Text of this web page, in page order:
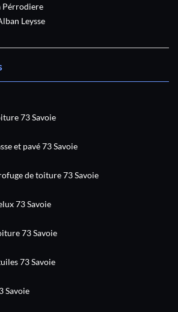
Pérrodiere
Leysse
73 Savoie
et pavé 73 Savoie
de toiture 73 Savoie
73 Savoie
73 Savoie
73 Savoie
Savoie